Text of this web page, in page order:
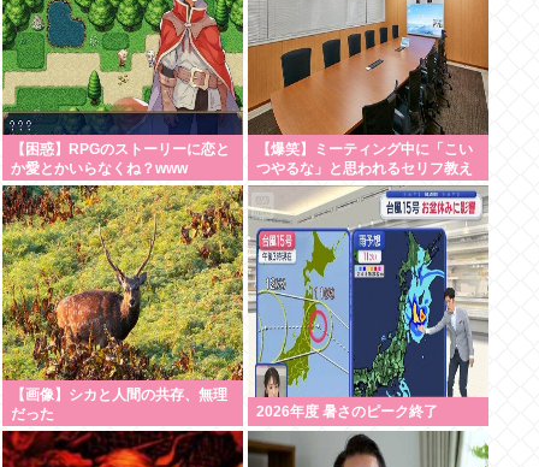
【困惑】RPGのストーリーに恋と
か愛とかいらなくね？www
【爆笑】ミーティング中に「こい
つやるな」と思われるセリフ教え
てください！www
【画像】シカと人間の共存、無理
だった
2026年度 暑さのピーク終了